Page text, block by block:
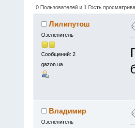
0 Пользователей и 1 Гость
Лилипутош
Озеленитель
Сообщений: 2
gazon.ua
Владимир
Озеленитель